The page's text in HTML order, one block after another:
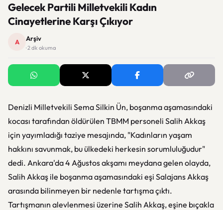
Gelecek Partili Milletvekili Kadın
Cinayetlerine Karşı Çıkıyor
A Arşiv
· 2 dk okuma
Denizli Milletvekili Sema Silkin Ün, boşanma aşamasındaki
kocası tarafından öldürülen TBMM personeli Salih Akkaş
için yayımladığı taziye mesajında, "Kadınların yaşam
hakkını savunmak, bu ülkedeki herkesin sorumluluğudur"
dedi. Ankara'da 4 Ağustos akşamı meydana gelen olayda,
Salih Akkaş ile boşanma aşamasındaki eşi Salajans Akkaş
arasında bilinmeyen bir nedenle tartışma çıktı.
Tartışmanın alevlenmesi üzerine Salih Akkaş, eşine bıçakla